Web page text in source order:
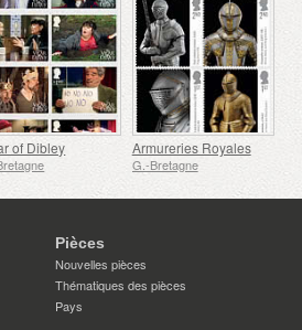
of Dibley Armureries Royales
G.-Bretagne
Pièces
Nouvelles pièces
Thématiques des pièces
Pays